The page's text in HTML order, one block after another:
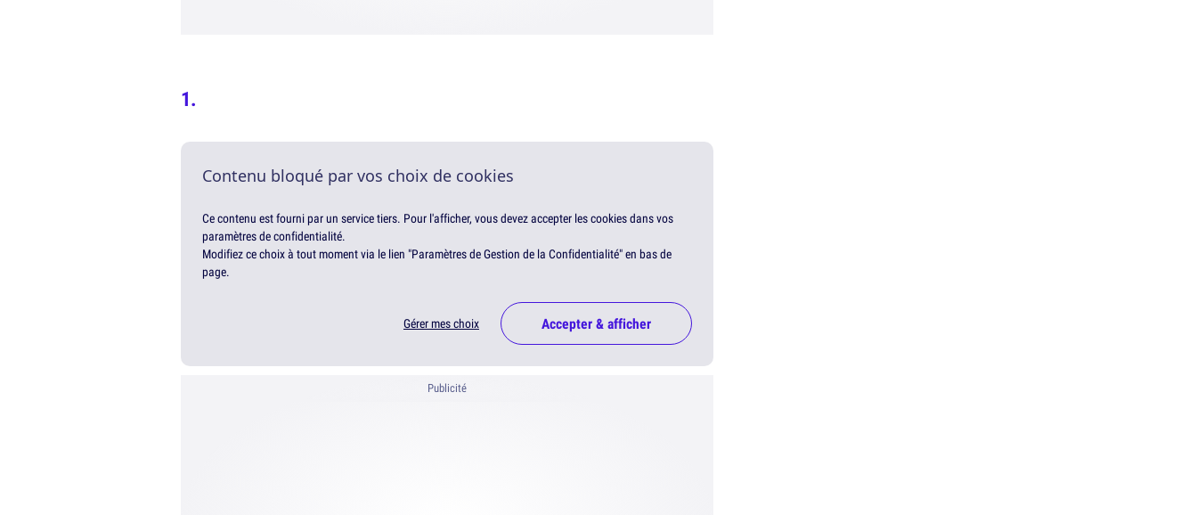
Contenu bloqué par vos choix de cookies
Ce contenu est fourni par un service tiers. Pour l'afficher, vous devez accepter les cookies dans vos
paramètres de confidentialité.
Modifiez ce choix à tout moment via le lien "Paramètres de Gestion de la Confidentialité" en bas de
page.
Gérer mes choix Accepter & afficher
Publicité